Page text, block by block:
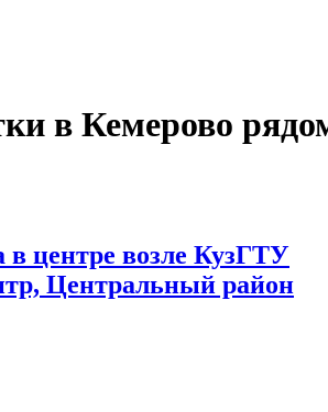
в Кемерово
в центре возле КузГТУ
Центральный район